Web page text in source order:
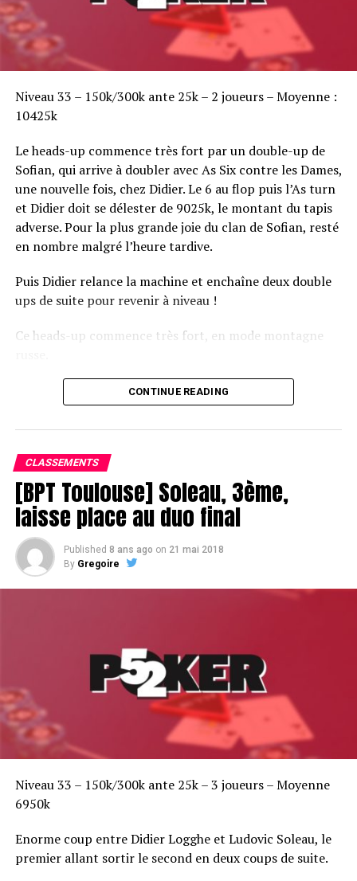
Niveau 33 – 150k/300k ante 25k – 2 joueurs – Moyenne :
10425k
Le heads-up commence très fort par un double-up de
Sofian, qui arrive à doubler avec As Six contre les Dames,
une nouvelle fois, chez Didier. Le 6 au flop puis l’As turn
et Didier doit se délester de 9025k, le montant du tapis
adverse. Pour la plus grande joie du clan de Sofian, resté
en nombre malgré l’heure tardive.
Puis Didier relance la machine et enchaîne deux double
ups de suite pour revenir à niveau !
Ce heads-up commence très fort, en mode montagne
Le champagne va réchauffer si les deux finalistes ne se décident pas !
CONTINUE READING
CLASSEMENTS
[BPT Toulouse] Soleau, 3ème,
laisse place au duo final
Published 8 ans ago on 21 mai 2018
By Gregoire
Niveau 33 – 150k/300k ante 25k – 3 joueurs – Moyenne
6950k
Enorme coup entre Didier Logghe et Ludovic Soleau, le
premier allant sortir le second en deux coups de suite.